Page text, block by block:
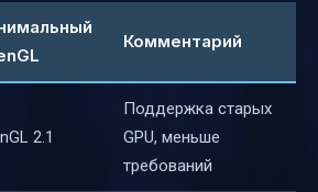
Комментарий
2.1
Поддержка старых
GPU, меньше
требований